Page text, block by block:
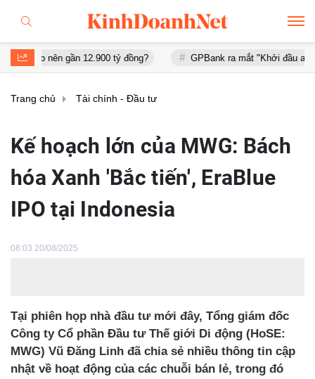
gần 12.900 tỷ đồng? GPBank ra mắt "Khởi đầu an cư", đồng
Trang chủ Tài chính - Đầu tư
Kế hoạch lớn của MWG: Bách
hóa Xanh 'Bắc tiến', EraBlue
IPO tại Indonesia
08:03 20/08/2025
Tại phiên họp nhà đầu tư mới đây, Tổng giám đốc
Công ty Cổ phần Đầu tư Thế giới Di động (HoSE:
MWG) Vũ Đăng Linh đã chia sẻ nhiều thông tin cập
nhật về hoạt động của các chuỗi bán lẻ, trong đó